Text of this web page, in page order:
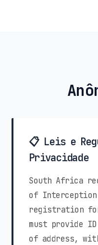
📋 Leis e
Privacidade
South Africa
of Interception
registration
must provide
of address,